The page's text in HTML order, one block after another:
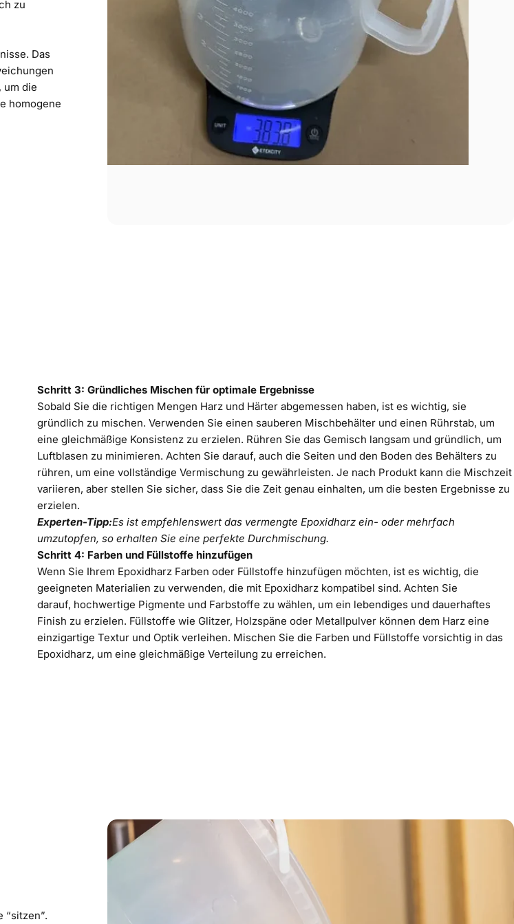
zu
Das
um die
homogene
Schritt 3: Gründliches Mischen für optimale Ergebnisse
Sobald Sie die richtigen Mengen Harz und Härter abgemessen haben, ist es wichtig, sie
gründlich zu mischen. Verwenden Sie einen sauberen Mischbehälter und einen Rührstab, um
eine gleichmäßige Konsistenz zu erzielen. Rühren Sie das Gemisch langsam und gründlich, um
Luftblasen zu minimieren. Achten Sie darauf, auch die Seiten und den Boden des Behälters zu
rühren, um eine vollständige Vermischung zu gewährleisten. Je nach Produkt kann die Mischzeit
variieren, aber stellen Sie sicher, dass Sie die Zeit genau einhalten, um die besten Ergebnisse zu
erzielen.
Experten-Tipp:Es ist empfehlenswert das vermengte Epoxidharz ein- oder mehrfach
umzutopfen, so erhalten Sie eine perfekte Durchmischung.
Schritt 4: Farben und Füllstoffe hinzufügen
Wenn Sie Ihrem Epoxidharz Farben oder Füllstoffe hinzufügen möchten, ist es wichtig, die
geeigneten Materialien zu verwenden, die mit Epoxidharz kompatibel sind. Achten Sie
darauf, hochwertige Pigmente und Farbstoffe zu wählen, um ein lebendiges und dauerhaftes
Finish zu erzielen. Füllstoffe wie Glitzer, Holzspäne oder Metallpulver können dem Harz eine
einzigartige Textur und Optik verleihen. Mischen Sie die Farben und Füllstoffe vorsichtig in das
Epoxidharz, um eine gleichmäßige Verteilung zu erreichen.
“sitzen”.